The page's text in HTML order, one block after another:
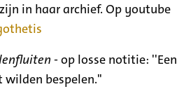
in haar archief. Op youtube
- op losse notitie: ''Een
bespelen."